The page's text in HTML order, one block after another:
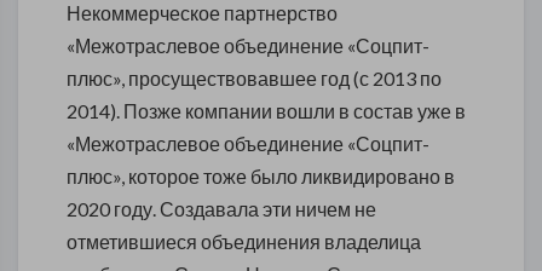
Некоммерческое партнерство
«Межотраслевое объединение «Соцпит-
плюс», просуществовавшее год (с 2013 по
2014). Позже компании вошли в состав уже в
«Межотраслевое объединение «Соцпит-
плюс», которое тоже было ликвидировано в
2020 году. Создавала эти ничем не
отметившиеся объединения владелица